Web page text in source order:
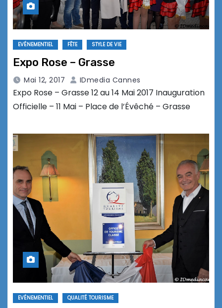
EVÉNEMENTIEL FÊTE STYLE DE VIE
Expo Rose – Grasse
Mai 12, 2017 IDmedia Cannes
Expo Rose – Grasse 12 au 14 Mai 2017 Inauguration
Officielle – 11 Mai – Place de l’Évêché – Grasse
EVÉNEMENTIEL QUALITÉ TOURISME